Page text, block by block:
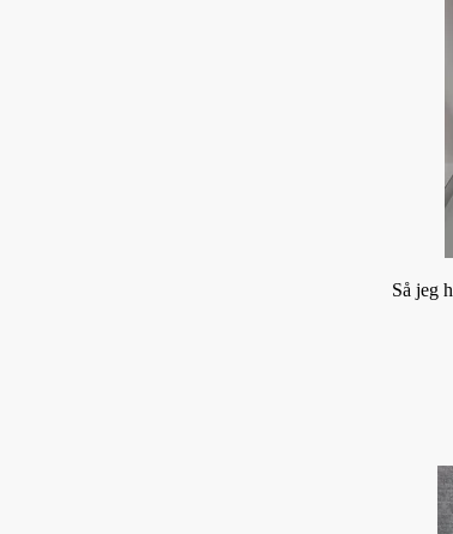
Så jeg